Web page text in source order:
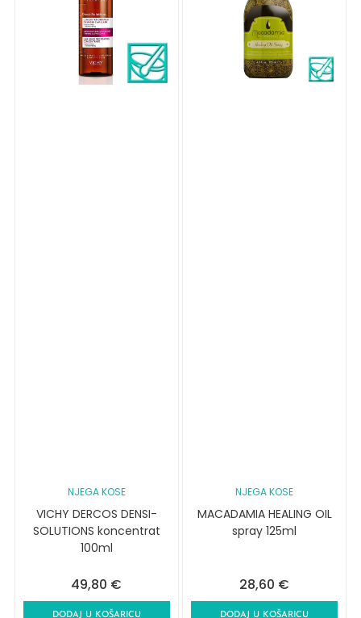
NJEGA KOSE
VICHY DERCOS DENSI-
SOLUTIONS koncentrat
100ml
49,80 €
DODAJ U KOŠARICU
NJEGA KOSE
MACADAMIA HEALING OIL
spray 125ml
28,60 €
DODAJ U KOŠARICU